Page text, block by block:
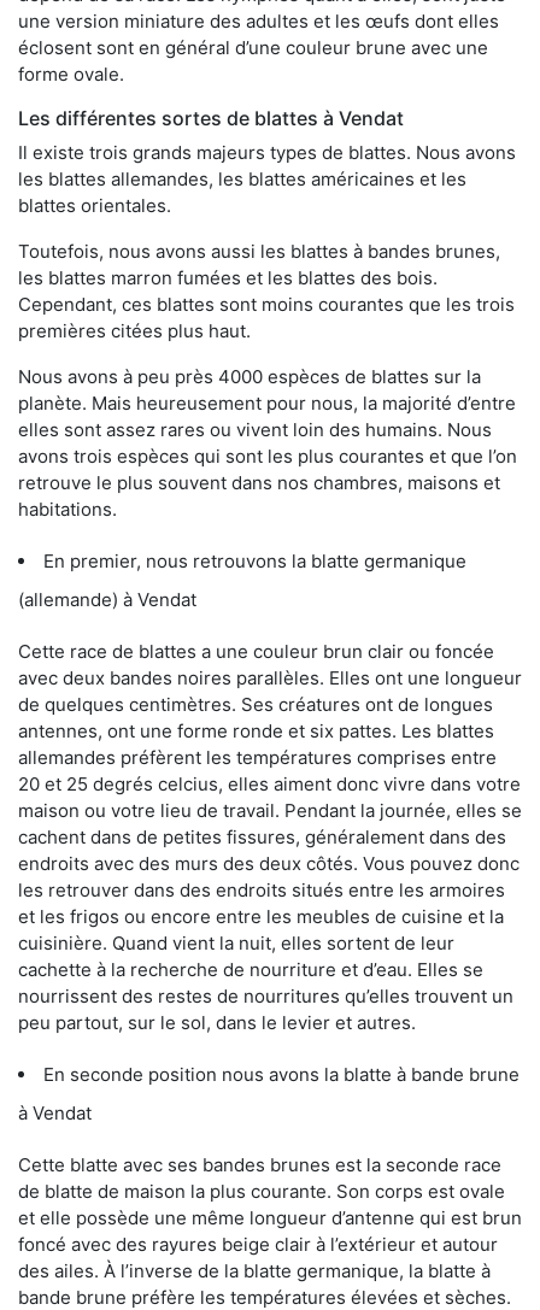
une version miniature des adultes et les œufs dont elles
éclosent sont en général d’une couleur brune avec une
forme ovale.
Les différentes sortes de blattes à Vendat
Il existe trois grands majeurs types de blattes. Nous avons
les blattes allemandes, les blattes américaines et les
blattes orientales.
Toutefois, nous avons aussi les blattes à bandes brunes,
les blattes marron fumées et les blattes des bois.
Cependant, ces blattes sont moins courantes que les trois
premières citées plus haut.
Nous avons à peu près 4000 espèces de blattes sur la
planète. Mais heureusement pour nous, la majorité d’entre
elles sont assez rares ou vivent loin des humains. Nous
avons trois espèces qui sont les plus courantes et que l’on
retrouve le plus souvent dans nos chambres, maisons et
habitations.
En premier, nous retrouvons la blatte germanique
(allemande) à Vendat
Cette race de blattes a une couleur brun clair ou foncée
avec deux bandes noires parallèles. Elles ont une longueur
de quelques centimètres. Ses créatures ont de longues
antennes, ont une forme ronde et six pattes. Les blattes
allemandes préfèrent les températures comprises entre
20 et 25 degrés celcius, elles aiment donc vivre dans votre
maison ou votre lieu de travail. Pendant la journée, elles se
cachent dans de petites fissures, généralement dans des
endroits avec des murs des deux côtés. Vous pouvez donc
les retrouver dans des endroits situés entre les armoires
et les frigos ou encore entre les meubles de cuisine et la
cuisinière. Quand vient la nuit, elles sortent de leur
cachette à la recherche de nourriture et d’eau. Elles se
nourrissent des restes de nourritures qu’elles trouvent un
peu partout, sur le sol, dans le levier et autres.
En seconde position nous avons la blatte à bande brune
à Vendat
Cette blatte avec ses bandes brunes est la seconde race
de blatte de maison la plus courante. Son corps est ovale
et elle possède une même longueur d’antenne qui est brun
foncé avec des rayures beige clair à l’extérieur et autour
des ailes. À l’inverse de la blatte germanique, la blatte à
bande brune préfère les températures élevées et sèches.